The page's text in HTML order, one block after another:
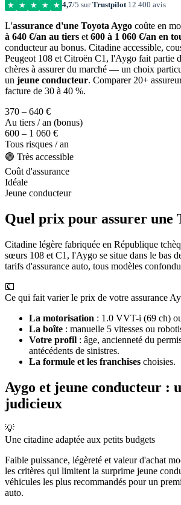
★ ★ ★ ★ ★ 4,7/5 surTrustpilot12 400 avis
L'assurance d'une Toyota Aygo coûte en
à 640 €/an au tiers et 600 à 1 060 €/an en
conducteur au bonus. Citadine accessible,
Peugeot 108 et Citroën C1, l'Aygo fait partie
chères à assurer du marché — un choix
un jeune conducteur. Comparer 20+
facture de 30 à 40 %.
370 – 640 €
Au tiers / an (bonus)
600 – 1 060 €
Tous risques / an
🟢 Très accessible
Coût d'assurance
Idéale
Jeune conducteur
Quel prix pour assurer une
Citadine légère fabriquée en République
sœurs 108 et C1, l'Aygo se situe dans le bas
tarifs d'assurance auto, tous modèles
💶
Ce qui fait varier le prix de votre assurance
La motorisation : 1.0 VVT-i (69 ch)
La boîte : manuelle 5 vitesses ou
Votre profil : âge, ancienneté du
antécédents de sinistres.
La formule et les franchises choisies.
Aygo et jeune conducteur :
judicieux
💡
Une citadine adaptée aux petits budgets
Faible puissance, légèreté et valeur d'achat
les critères qui limitent la surprime jeune
véhicules les plus recommandés pour un
auto.